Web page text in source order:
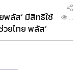
พลัส’ มีสิทธิใช้
ยไทย พลัส’
...